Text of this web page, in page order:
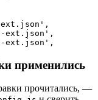
ext.json',
ext.json',
применились
прочитались, —